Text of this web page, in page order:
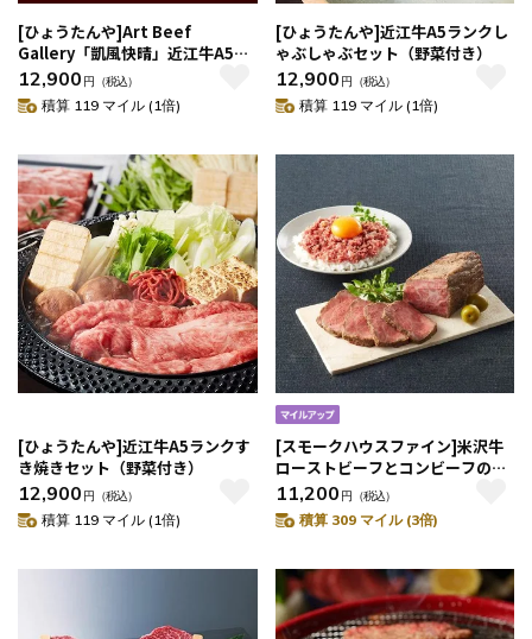
[ひょうたんや]Art Beef
Gallery「凱風快晴」近江牛A5ラ
ンク（肩ロース500g）
12,900 円 （税込）
積算 119 マイル (1倍)
[ひょうたんや]近江牛A5ランクし
ゃぶしゃぶセット（野菜付き）
12,900 円 （税込）
積算 119 マイル (1倍)
[ひょうたんや]近江牛A5ランクす
き焼きセット（野菜付き）
12,900 円 （税込）
積算 119 マイル (1倍)
[スモークハウスファイン]米沢牛
ローストビーフとコンビーフの贅
沢セット
11,200 円 （税込）
積算 309 マイル (3倍)